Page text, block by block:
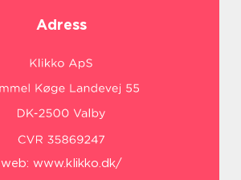
Adress
web: www.klikko.dk/